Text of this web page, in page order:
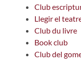
Club
Llegir el
Club du livre
Book club
Club del